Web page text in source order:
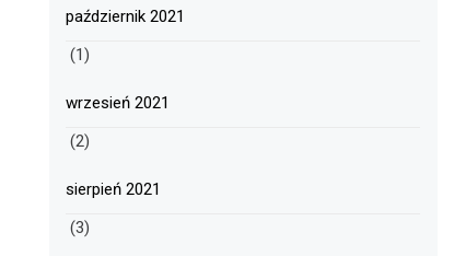
październik 2021
(1)
wrzesień 2021
(2)
sierpień 2021
(3)